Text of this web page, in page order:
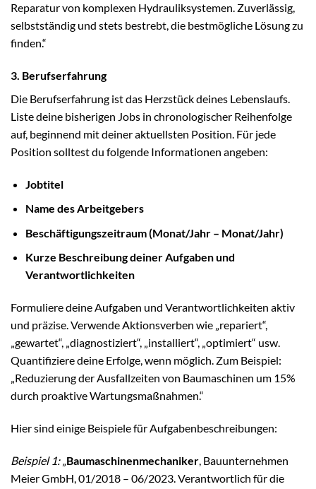
Reparatur von komplexen Hydrauliksystemen. Zuverlässig,
selbstständig und stets bestrebt, die bestmögliche Lösung zu
finden.“
3. Berufserfahrung
Die Berufserfahrung ist das Herzstück deines Lebenslaufs.
Liste deine bisherigen Jobs in chronologischer Reihenfolge
auf, beginnend mit deiner aktuellsten Position. Für jede
Position solltest du folgende Informationen angeben:
Jobtitel
Name des Arbeitgebers
Beschäftigungszeitraum (Monat/Jahr – Monat/Jahr)
Kurze Beschreibung deiner Aufgaben und
Verantwortlichkeiten
Formuliere deine Aufgaben und Verantwortlichkeiten aktiv
und präzise. Verwende Aktionsverben wie „repariert“,
„gewartet“, „diagnostiziert“, „installiert“, „optimiert“ usw.
Quantifiziere deine Erfolge, wenn möglich. Zum Beispiel:
„Reduzierung der Ausfallzeiten von Baumaschinen um 15%
durch proaktive Wartungsmaßnahmen.“
Hier sind einige Beispiele für Aufgabenbeschreibungen:
Beispiel 1:„ Baumaschinenmechaniker , Bauunternehmen
Meier GmbH, 01/2018 – 06/2023. Verantwortlich für die